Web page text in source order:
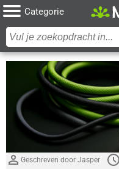
Categorie
Geschreven door Jasper